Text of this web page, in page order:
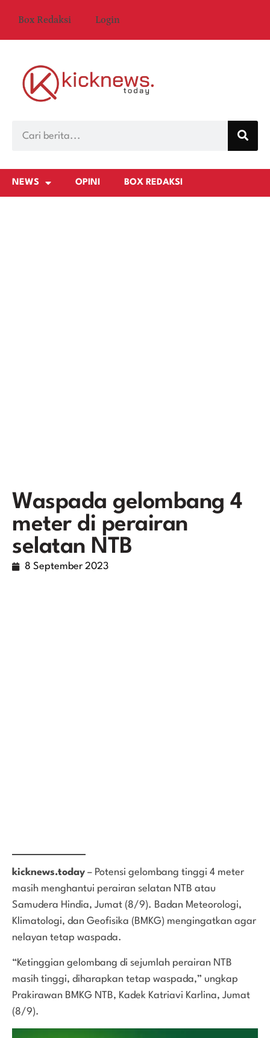
Box Redaksi Login
NEWS OPINI BOX REDAKSI
Waspada gelombang 4
meter di perairan
selatan NTB
8 September 2023
kicknews.today – Potensi gelombang tinggi 4 meter
masih menghantui perairan selatan NTB atau
Samudera Hindia, Jumat (8/9). Badan Meteorologi,
Klimatologi, dan Geofisika (BMKG) mengingatkan agar
nelayan tetap waspada.
“Ketinggian gelombang di sejumlah perairan NTB
masih tinggi, diharapkan tetap waspada,” ungkap
Prakirawan BMKG NTB, Kadek Katriavi Karlina, Jumat
(8/9).